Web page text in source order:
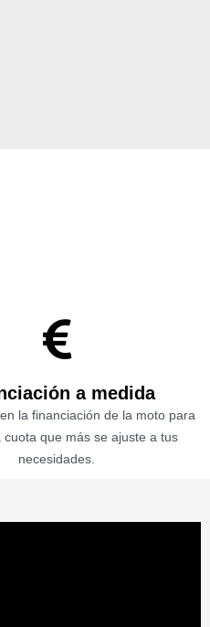
a medida
la financiación de la moto para
cuota que más se ajuste a tus
necesidades.